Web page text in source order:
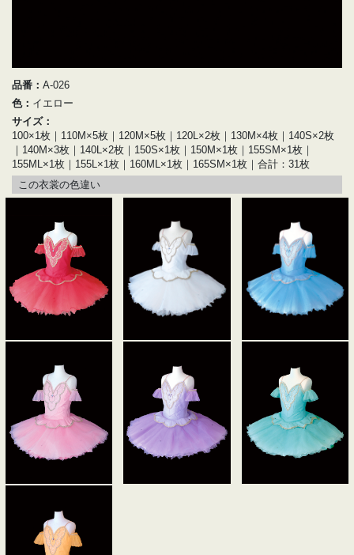
品番： A-026
色： イエロー
サイズ：
100×1枚｜110M×5枚｜120M×5枚｜120L×2枚｜130M×4枚｜140S×2枚
｜140M×3枚｜140L×2枚｜150S×1枚｜150M×1枚｜155SM×1枚｜
155ML×1枚｜155L×1枚｜160ML×1枚｜165SM×1枚｜合計：31枚
この衣裳の色違い